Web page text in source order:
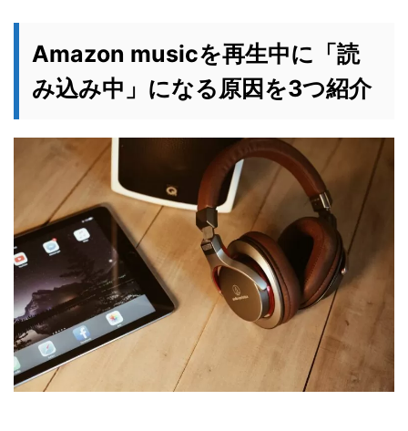
Amazon musicを再生中に「読
み込み中」になる原因を3つ紹介